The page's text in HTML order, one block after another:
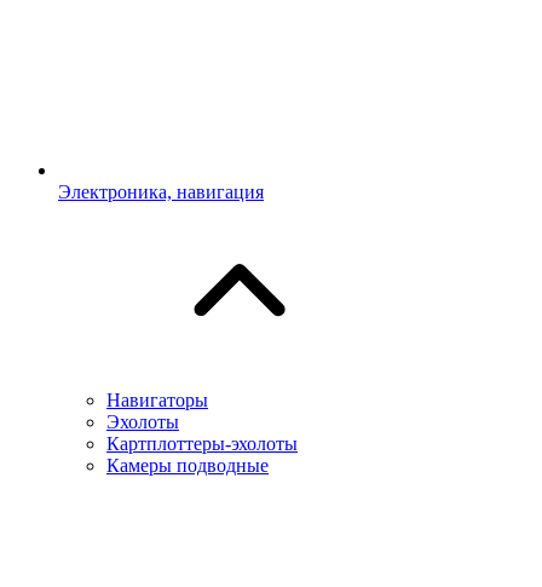
Электроника, навигация
Навигаторы
Эхолоты
Картплоттеры-эхолоты
Камеры подводные